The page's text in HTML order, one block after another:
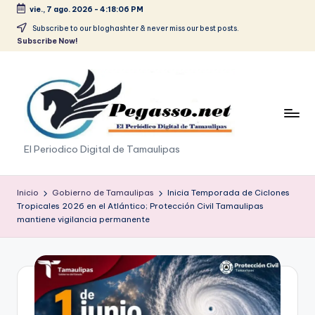
Saltar
vie., 7 ago. 2026 - 4:18:06 PM
Subscribe to our bloghashter & never miss our best posts.
Subscribe Now!
p
e
g
a
s
o
El Periodico Digital de Tamaulipas
Inicio Gobierno de Tamaulipas
Inicia Temporada de Ciclones
Tropicales 2026 en el Atlántico; Protección Civil Tamaulipas
mantiene vigilancia permanente